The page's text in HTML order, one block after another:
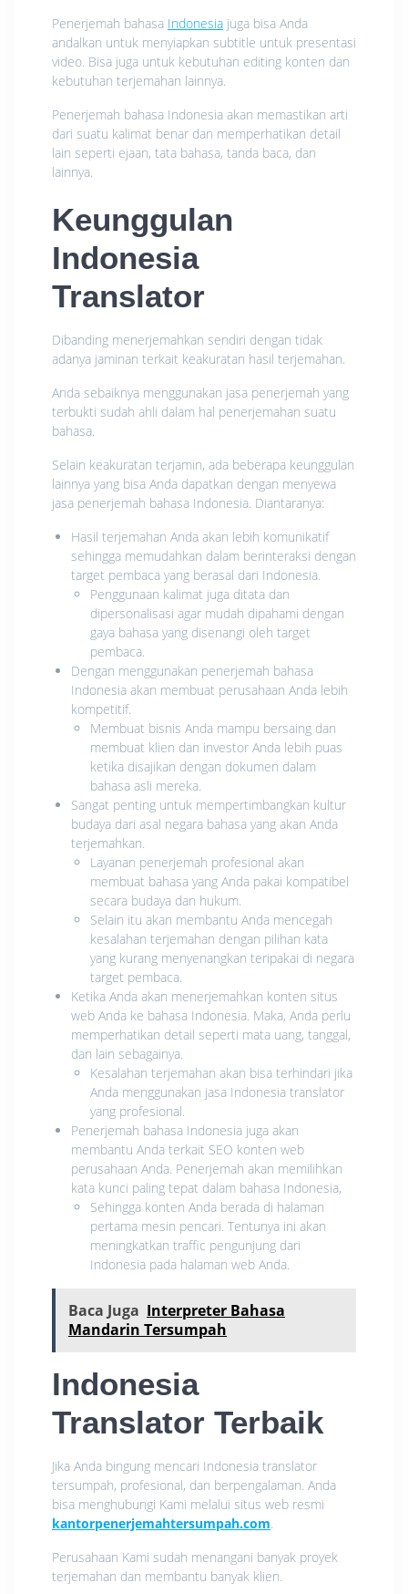
Penerjemah bahasa Indonesia juga bisa Anda
andalkan untuk menyiapkan subtitle untuk presentasi
video. Bisa juga untuk kebutuhan editing konten dan
kebutuhan terjemahan lainnya.
Penerjemah bahasa Indonesia akan memastikan arti
dari suatu kalimat benar dan memperhatikan detail
lain seperti ejaan, tata bahasa, tanda baca, dan
lainnya.
Keunggulan
Indonesia
Translator
Dibanding menerjemahkan sendiri dengan tidak
adanya jaminan terkait keakuratan hasil terjemahan.
Anda sebaiknya menggunakan jasa penerjemah yang
terbukti sudah ahli dalam hal penerjemahan suatu
bahasa.
Selain keakuratan terjamin, ada beberapa keunggulan
lainnya yang bisa Anda dapatkan dengan menyewa
jasa penerjemah bahasa Indonesia. Diantaranya:
Hasil terjemahan Anda akan lebih komunikatif
sehingga memudahkan dalam berinteraksi dengan
target pembaca yang berasal dari Indonesia.
Penggunaan kalimat juga ditata dan
dipersonalisasi agar mudah dipahami dengan
gaya bahasa yang disenangi oleh target
pembaca.
Dengan menggunakan penerjemah bahasa
Indonesia akan membuat perusahaan Anda lebih
kompetitif.
Membuat bisnis Anda mampu bersaing dan
membuat klien dan investor Anda lebih puas
ketika disajikan dengan dokumen dalam
bahasa asli mereka.
Sangat penting untuk mempertimbangkan kultur
budaya dari asal negara bahasa yang akan Anda
terjemahkan.
Layanan penerjemah profesional akan
membuat bahasa yang Anda pakai kompatibel
secara budaya dan hukum.
Selain itu akan membantu Anda mencegah
kesalahan terjemahan dengan pilihan kata
yang kurang menyenangkan teripakai di negara
target pembaca.
Ketika Anda akan menerjemahkan konten situs
web Anda ke bahasa Indonesia. Maka, Anda perlu
memperhatikan detail seperti mata uang, tanggal,
dan lain sebagainya.
Kesalahan terjemahan akan bisa terhindari jika
Anda menggunakan jasa Indonesia translator
yang profesional.
Penerjemah bahasa Indonesia juga akan
membantu Anda terkait SEO konten web
perusahaan Anda. Penerjemah akan memilihkan
kata kunci paling tepat dalam bahasa Indonesia,
Sehingga konten Anda berada di halaman
pertama mesin pencari. Tentunya ini akan
meningkatkan traffic pengunjung dari
Indonesia pada halaman web Anda.
Baca Juga Interpreter Bahasa
Mandarin Tersumpah
Indonesia
Translator Terbaik
Jika Anda bingung mencari Indonesia translator
tersumpah, profesional, dan berpengalaman. Anda
bisa menghubungi Kami melalui situs web resmi
kantorpenerjemahtersumpah.com.
Perusahaan Kami sudah menangani banyak proyek
terjemahan dan membantu banyak klien.